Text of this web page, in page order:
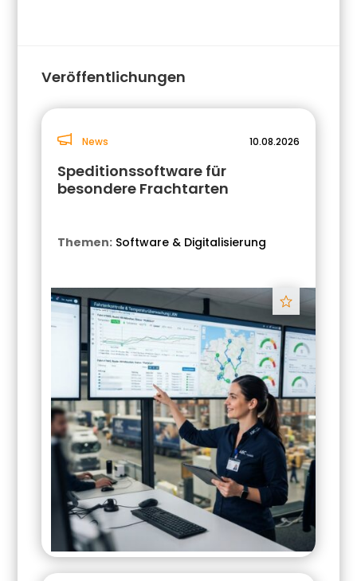
Veröffentlichungen
News 10.08.2026
Speditionssoftware für
besondere Frachtarten
Themen: Software & Digitalisierung
Track